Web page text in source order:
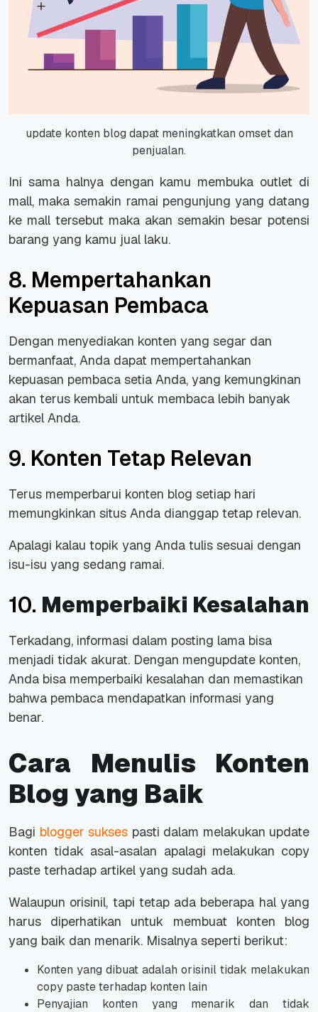
update konten blog dapat meningkatkan omset dan
penjualan.
Ini sama halnya dengan kamu membuka outlet di
mall, maka semakin ramai pengunjung yang datang
ke mall tersebut maka akan semakin besar potensi
barang yang kamu jual laku.
8. Mempertahankan
Kepuasan Pembaca
Dengan menyediakan konten yang segar dan
bermanfaat, Anda dapat mempertahankan
kepuasan pembaca setia Anda, yang kemungkinan
akan terus kembali untuk membaca lebih banyak
artikel Anda.
9. Konten Tetap Relevan
Terus memperbarui konten blog setiap hari
memungkinkan situs Anda dianggap tetap relevan.
Apalagi kalau topik yang Anda tulis sesuai dengan
isu-isu yang sedang ramai.
10. Memperbaiki Kesalahan
Terkadang, informasi dalam posting lama bisa
menjadi tidak akurat. Dengan mengupdate konten,
Anda bisa memperbaiki kesalahan dan memastikan
bahwa pembaca mendapatkan informasi yang
benar.
Cara Menulis Konten
Blog yang Baik
Bagi blogger sukses pasti dalam melakukan update
konten tidak asal-asalan apalagi melakukan copy
paste terhadap artikel yang sudah ada.
Walaupun orisinil, tapi tetap ada beberapa hal yang
harus diperhatikan untuk membuat konten blog
yang baik dan menarik. Misalnya seperti berikut:
Konten yang dibuat adalah orisinil tidak melakukan
copy pasteterhadap konten lain
Penyajian konten yang menarik dan tidak